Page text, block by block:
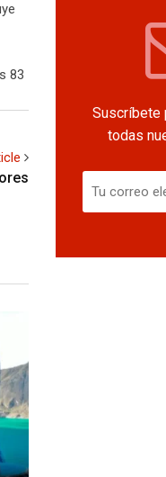
83
Suscríbete
todas